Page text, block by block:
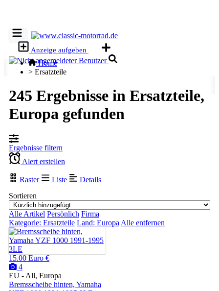
Anzeige aufgeben
Home
> Ersatzteile
245 Ergebnisse in Ersatzteile,
Europa gefunden
Ergebnisse filtern
Alert erstellen
Raster Liste
Details
Sortieren
Alle Artikel Persönlich Firma
Kategorie: Ersatzteile Land: Europa Alle entfernen
15.00 Euro €
4
EU - All, Europa
Bremsscheibe hinten, Yamaha